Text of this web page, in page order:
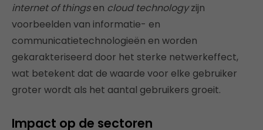
internet of thingsen cloud technologyzijn
voorbeelden van informatie- en
communicatietechnologieën en worden
gekarakteriseerd door het sterke netwerkeffect,
wat betekent dat de waarde voor elke gebruiker
groter wordt als het aantal gebruikers groeit.
Impact op de sectoren